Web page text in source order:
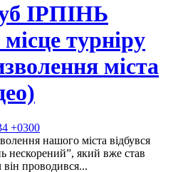
ІРПІНЬ
турніру
міста
+0300
нашого міста відбувся
нескорений”, який вже став
проводився...